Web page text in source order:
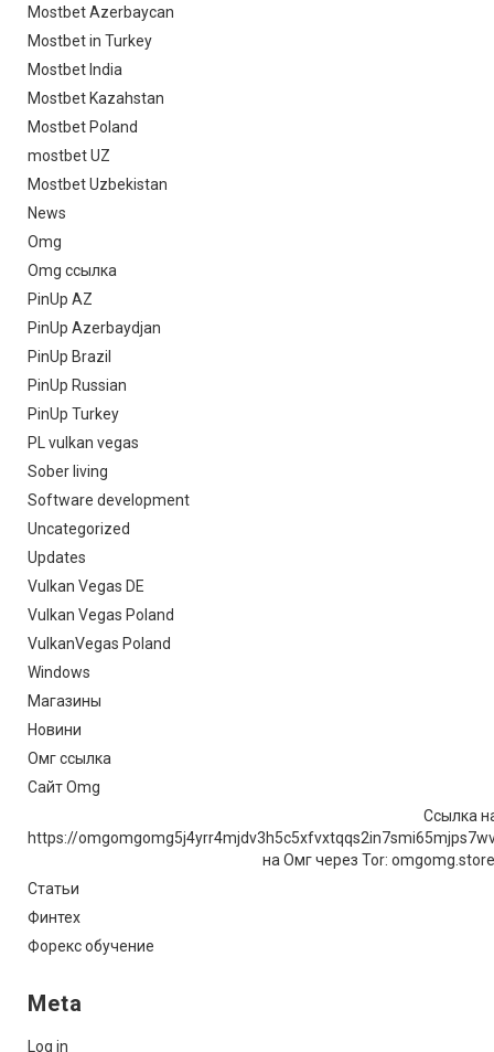
Mostbet Azerbaycan
Mostbet in Turkey
Mostbet India
Mostbet Kazahstan
Mostbet Poland
mostbet UZ
Mostbet Uzbekistan
News
Omg
Omg ссылка
PinUp AZ
PinUp Azerbaydjan
PinUp Brazil
PinUp Russian
PinUp Turkey
PL vulkan vegas
Sober living
Software development
Uncategorized
Updates
Vulkan Vegas DE
Vulkan Vegas Poland
VulkanVegas Poland
Windows
Магазины
Новини
Омг ссылка
Сайт Omg
Ссылка
https://
на Омг через Tor:
Статьи
Финтех
Форекс обучение
Meta
Log in